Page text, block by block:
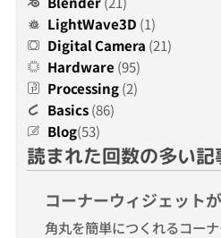
LightWave3D (1)
Digital Camera (21)
Hardware (95)
Processing(2)
Basics(86)
Blog(53)
読まれた回数の多い記
コーナーウィジェット
角丸を簡単につくれるコー